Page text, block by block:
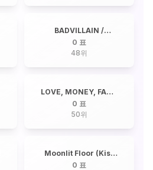
BADVILLAIN /
BADVILLAIN
0 표
48위
LOVE, MONEY, FAME
(feat. DJ Khaled) /
SEVENTEEN
0 표
50위
Moonlit Floor (Kiss
Me) / LISA
0 표